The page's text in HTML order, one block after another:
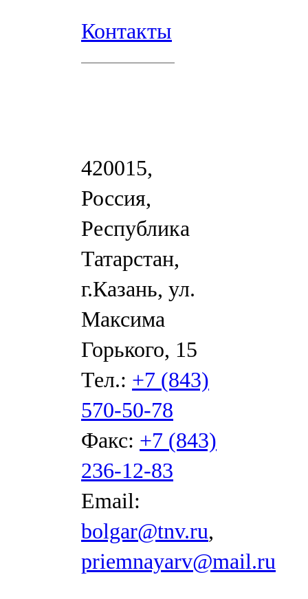
Контакты
420015,
Россия,
Республика
Татарстан,
г.Казань, ул.
Максима
Горького, 15
Тел.: +7 (843)
570-50-78
Факс: +7 (843)
236-12-83
Email:
bolgar@tnv.ru,
priemnayarv@mail.ru